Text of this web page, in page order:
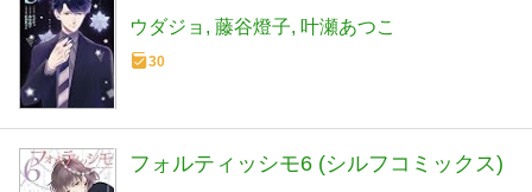
ウダジョ 藤谷燈子 叶瀬あつこ
30
フォルティッシモ6 (シルフコミックス)